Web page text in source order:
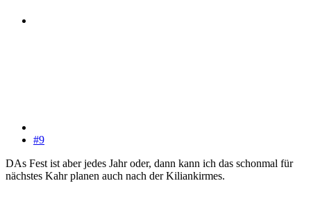
#9
DAs Fest ist aber jedes Jahr oder, dann kann ich das schonmal für
nächstes Kahr planen auch nach der Kiliankirmes.